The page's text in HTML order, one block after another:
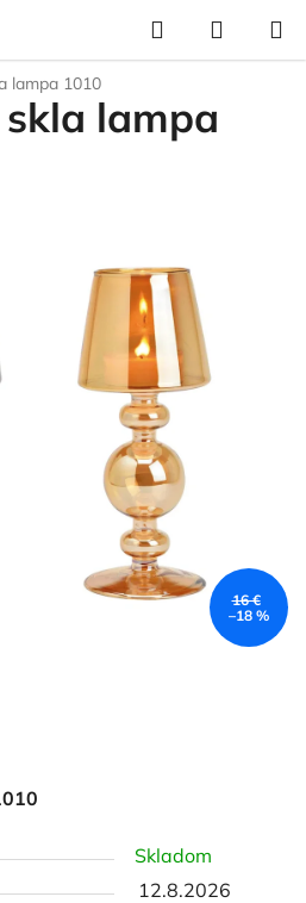
Hľadať
KOŠÍK
lampa 1010
Skladom
12.8.2026
lampa
16 €
–18 %